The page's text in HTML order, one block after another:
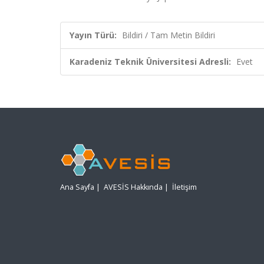
Yayın Türü: Bildiri / Tam Metin Bildiri
Karadeniz Teknik Üniversitesi Adresli: Evet
Ana Sayfa | AVESİS Hakkında | İletişim